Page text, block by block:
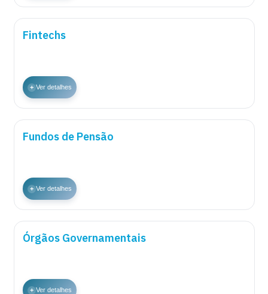
Fintechs
+ Ver detalhes
Fundos de Pensão
+ Ver detalhes
Órgãos Governamentais
+ Ver detalhes